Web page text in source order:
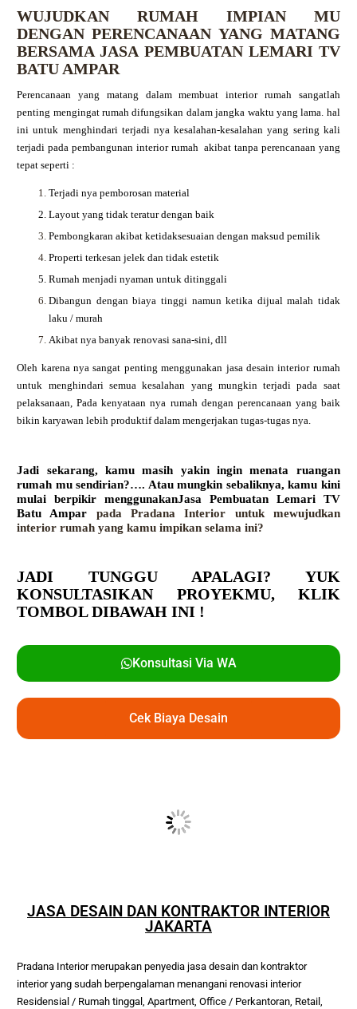
WUJUDKAN RUMAH IMPIAN MU
DENGAN PERENCANAAN YANG MATANG
BERSAMAJASA PEMBUATAN LEMARI TV
BATU AMPAR
Perencanaan yang matang dalam membuat interior rumah sangatlah
penting mengingat rumah difungsikan dalam jangka waktu yang lama. hal
ini untuk menghindari terjadi nya kesalahan-kesalahan yang sering kali
terjadi pada pembangunan interior rumah akibat tanpa perencanaan yang
tepat seperti :
Terjadi nya pemborosan material
Layout yang tidak teratur dengan baik
Pembongkaran akibat ketidaksesuaian dengan maksud pemilik
Properti terkesan jelek dan tidak estetik
Rumah menjadi nyaman untuk ditinggali
Dibangun dengan biaya tinggi namun ketika dijual malah tidak
laku / murah
Akibat nya banyak renovasi sana-sini, dll
Oleh karena nya sangat penting menggunakan jasa desain interior rumah
untuk menghindari semua kesalahan yang mungkin terjadi pada saat
pelaksanaan, Pada kenyataan nya rumah dengan perencanaan yang baik
bikin karyawan lebih produktif dalam mengerjakan tugas-tugas nya.
Jadi sekarang, kamu masih yakin ingin menata ruangan
rumah mu sendirian?…. Atau mungkin sebaliknya, kamu kini
mulai berpikir menggunakanJasa Pembuatan Lemari TV
Batu Ampar pada Pradana Interior untuk mewujudkan
interior rumah yang kamu impikan selama ini?
JADI TUNGGU APALAGI? YUK
KONSULTASIKAN PROYEKMU, KLIK
TOMBOL DIBAWAH INI !
Konsultasi Via WA
Cek Biaya Desain
JASA DESAIN DAN KONTRAKTOR INTERIOR
JAKARTA
Pradana Interior merupakan penyedia jasa desain dan kontraktor
interior yang sudah berpengalaman menangani renovasi interior
Residensial / Rumah tinggal, Apartment, Office / Perkantoran, Retail,